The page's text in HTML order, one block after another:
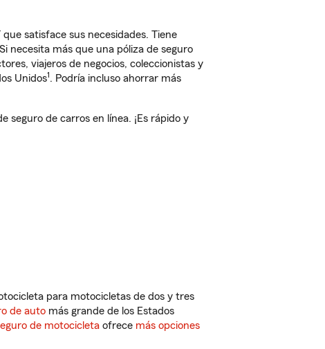
que satisface sus necesidades. Tiene
necesita más que una póliza de seguro
viajeros de negocios, coleccionistas y
Unidos1. Podría incluso ahorrar más
seguro de carros en línea. ¡Es rápido y
para motocicletas de dos y tres
de auto más grande de los Estados
de motocicleta ofrece más opciones